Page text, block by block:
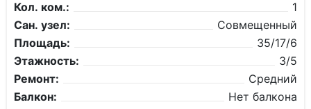
Кол. ком.:
1
Сан. узел:
Совмещенный
Площадь:
35/17/6
Этажность:
3/5
Ремонт:
Средний
Балкон:
Нет балкона